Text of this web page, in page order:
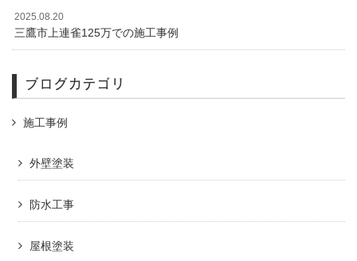
2025.08.20
三鷹市上連雀125万での施工事例
ブログカテゴリ
施工事例
外壁塗装
防水工事
屋根塗装